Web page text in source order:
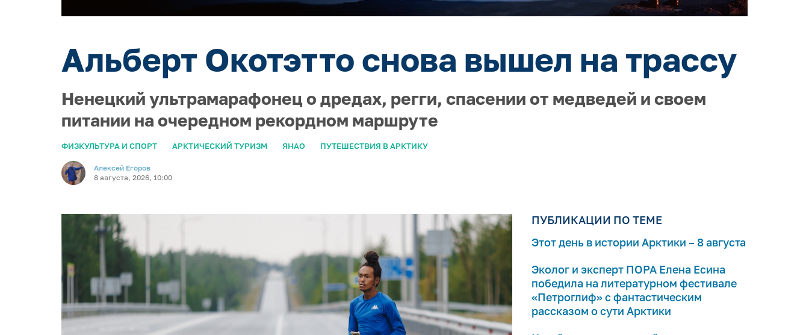
Альберт Окотэтто снова вышел на трассу
Ненецкий ультрамарафонец о дредах, регги, спасении от медведей и своем
питании на очередном рекордном маршруте
ФИЗКУЛЬТУРА И СПОРТ АРКТИЧЕСКИЙ ТУРИЗМ ЯНАО ПУТЕШЕСТВИЯ В АРКТИКУ
Алексей Егоров
8 августа, 2026, 10:00
ПУБЛИКАЦИИ ПО ТЕМЕ
Этот день в истории Арктики – 8 августа
Эколог и эксперт ПОРА Елена Есина
победила на литературном фестивале
«Петроглиф» с фантастическим
рассказом о сути Арктики